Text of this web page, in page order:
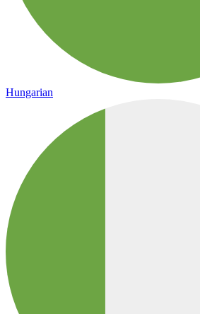
Hungarian